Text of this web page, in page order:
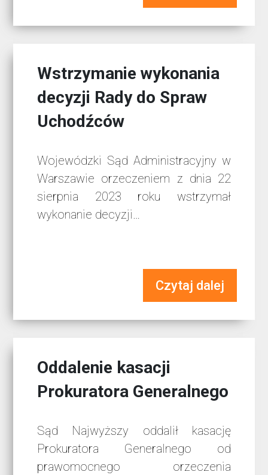
Wstrzymanie wykonania
decyzji Rady do Spraw
Uchodźców
Wojewódzki Sąd Administracyjny w
Warszawie orzeczeniem z dnia 22
sierpnia 2023 roku wstrzymał
wykonanie decyzji…
Czytaj dalej
Oddalenie kasacji
Prokuratora Generalnego
Sąd Najwyższy oddalił kasację
Prokuratora Generalnego od
prawomocnego orzeczenia